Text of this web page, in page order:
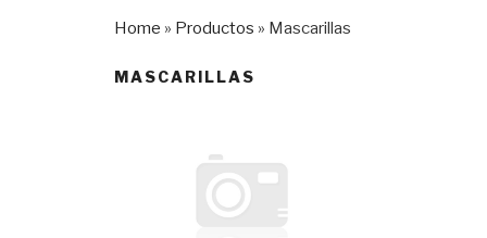
Home » Productos » Mascarillas
MASCARILLAS